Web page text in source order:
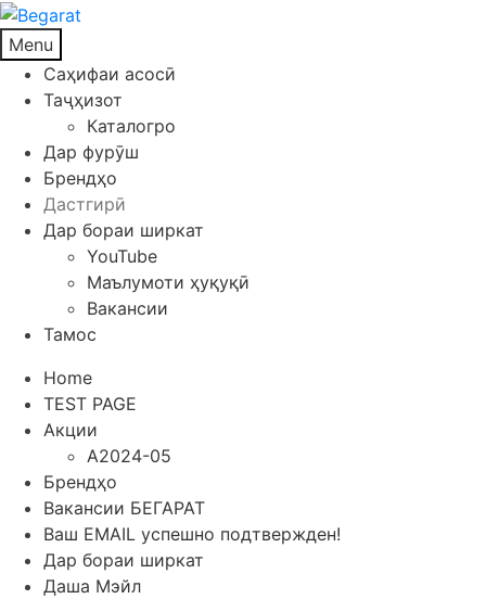
Menu
Саҳифаи асосӣ
Таҷҳизот
Каталогро
Дар фурӯш
Брендҳо
Дастгирӣ
Дар бораи ширкат
YouTube
Маълумоти ҳуқуқӣ
Вакансии
Тамос
Home
TEST PAGE
Акции
A2024-05
Брендҳо
Вакансии БЕГАРАТ
Ваш EMAIL успешно подтвержден!
Дар бораи ширкат
Даша Мэйл